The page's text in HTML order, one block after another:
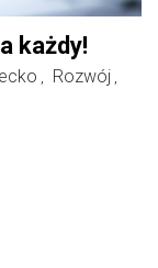
każdy!
, Rozwój ,